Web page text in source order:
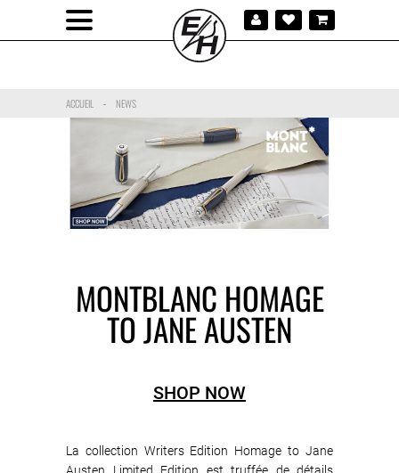
ACCUEIL - NEWS
MONTBLANC HOMAGE
TO JANE AUSTEN
SHOP NOW
La collection Writers Edition Homage to Jane